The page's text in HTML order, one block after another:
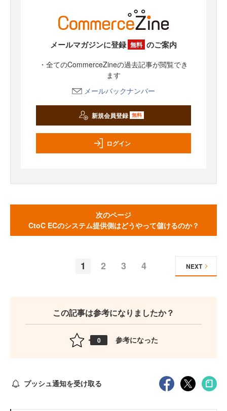
メールマガジンに登録 無料 のご案内
・全てのCommerceZineの過去記事が閲覧でき
ます
メールバックナンバー
新規会員登録 無料
ログイン
次のページ
CtoC ECのシステム提供側はどうやって儲けるのか？
1 2 3 4 NEXT
この記事は参考になりましたか？
0 参考になった
プッシュ通知を受け取る